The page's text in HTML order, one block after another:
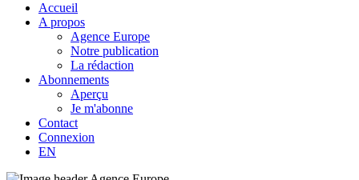
Accueil
A propos
Agence Europe
Notre publication
La rédaction
Abonnements
Aperçu
Je m'abonne
Contact
Connexion
EN